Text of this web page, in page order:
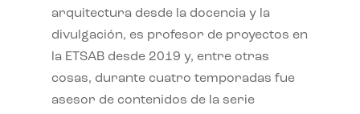
arquitectura desde la docencia y la
divulgación, es profesor de proyectos en
la ETSAB desde 2019 y, entre otras
cosas, durante cuatro temporadas fue
asesor de contenidos de la serie